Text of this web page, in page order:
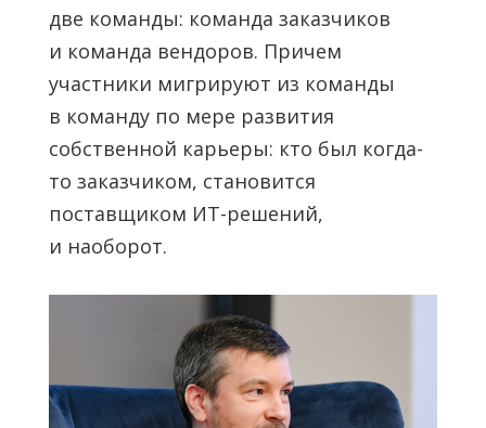
две команды: команда заказчиков
и команда вендоров. Причем
участники мигрируют из команды
в команду по мере развития
собственной карьеры: кто был когда-
то заказчиком, становится
поставщиком ИТ-решений,
и наоборот.